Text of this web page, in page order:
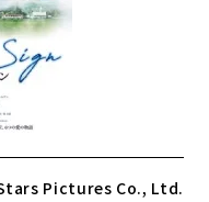
Pictures Co., Ltd.